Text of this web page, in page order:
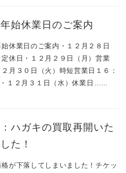
始休業日のご案内
休業日のご案内・１２月２８日
定休日・１２月２９日（月）営業
２月３０日（火）時短営業日１６：
１２月３１日（水）休業日……
ハガキの買取再開いた
た！
格が下落してしまいました！チケッ